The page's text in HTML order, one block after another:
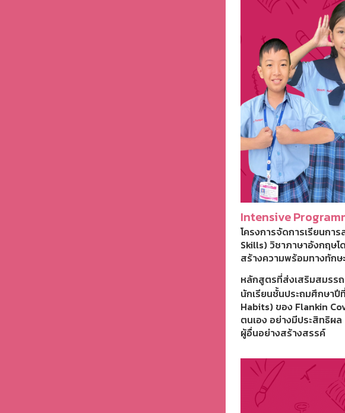
Intensive
โครงการจัดการเรียนก
Skills) วิชาภาษาอังกฤษ
สร้างความพร้อมทางทักษ
หลักสูตรที่ส่งเสริมสมรร
นักเรียนชั้นประถมศึกษา
Habits) ของ Flankin
ตนเอง อย่างมีประสิทธิผ
ผู้อื่นอย่างสร้างสรรค์